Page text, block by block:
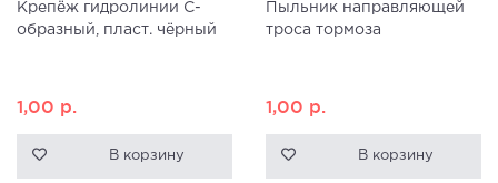
Крепёж гидролинии С-
образный, пласт. чёрный
1,00 р.
В корзину
Пыльник направляющей
троса тормоза
1,00 р.
В корзину